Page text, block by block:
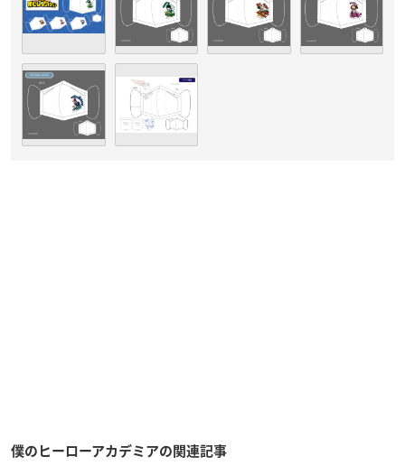
僕のヒーローアカデミアの関連記事